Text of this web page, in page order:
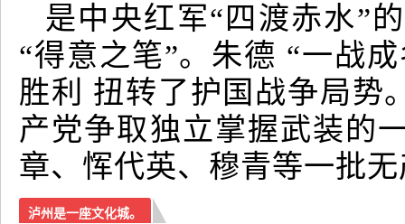
是中央红军“四渡赤水”
“得意之笔”。朱德 “一战
胜利 扭转了护国战争局势
产党争取独立掌握武装的
章、恽代英、穆青等一批
泸州是一座文化城。